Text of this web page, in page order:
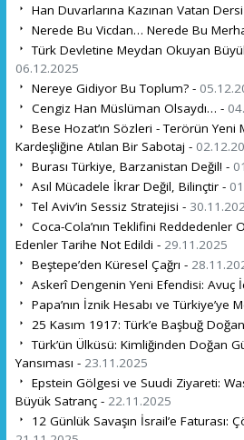
Han Duvarlarına Kazınan Vatan
Nerede Bu Vicdan… Nerede Bu
Türk Devletine Meydan Okuyan
06.12.2025
Nereye Gidiyor Bu Toplum? -
Cengiz Han Müslüman Olsaydı… -
Bese Hozat’ın Sözleri - Terörün Yeni
Kardeşliğine Atılan Bir Sabotaj -
Burası Türkiye, Barzanistan Değil! -
Asıl Mücadele İkrar Değil, Bilinçtir -
Tel Aviv’in Sessiz Stratejisi -
Coca-Cola’nın Teklifini Reddedenler
Edenler Tarihe Not Edildi - 29.11.2025
Beştepe’den Küresel Çağrı -
Askerî Dengenin Yeni Efendisi: Avuç
Papa’nın İznik Hesabı ve Türkiye’ye
25 Kasım 1917: Türk’e Başbuğ
Türk’ün Ülküsü: Kimliğinden Doğan
Yansıması - 23.11.2025
Epstein Gölgesi ve Suudi Ziyareti:
Büyük Satranç - 22.11.2025
12 Günlük Savaşın İsrail’e Faturası: